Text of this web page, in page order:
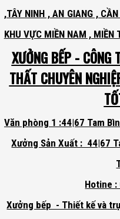
,TÂY NINH , AN GIANG ,
KHU VỰC MIỀN NAM , MIỀN
XƯỞNG BẾP - CÔNG
THẤT CHUYÊN
Văn phòng 1 :44|67 Tam
Xưởng Sản Xuất : 44|67
Hotine
Xưởng bếp - Thiết kế và